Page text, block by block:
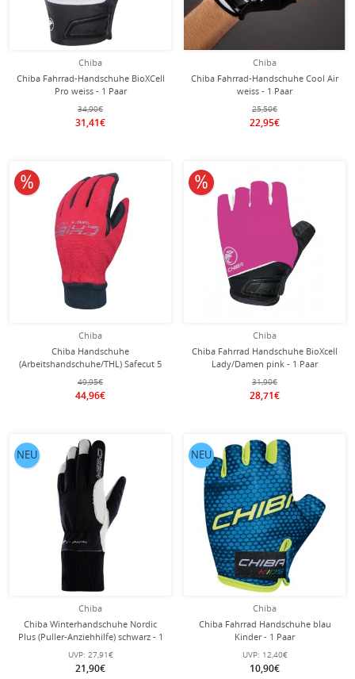
Chiba
Chiba Fahrrad-Handschuhe BioXCell
Pro weiss - 1 Paar
34,90€
31,41€
Chiba
Chiba Fahrrad-Handschuhe Cool Air
weiss - 1 Paar
25,50€
22,95€
Chiba
Chiba Handschuhe
(Arbeitshandschuhe/THL) Safecut 5
rot/schwarz - 1 Paar
49,95€
44,96€
10% reduziert
Chiba
Chiba Fahrrad Handschuhe BioXcell
Lady/Damen pink - 1 Paar
31,90€
28,71€
10% reduziert
Chiba
Chiba Winterhandschuhe Nordic
Plus (Puller-Anziehhilfe) schwarz - 1
Paar
UVP: 27,91€
21,90€
NEU
Chiba
Chiba Fahrrad Handschuhe blau
Kinder - 1 Paar
UVP: 12,40€
10,90€
NEU